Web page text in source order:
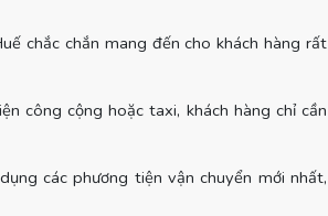
chắc chắn mang đến cho khách hàng rất
công cộng hoặc taxi, khách hàng chỉ cần
các phương tiện vận chuyển mới nhất,